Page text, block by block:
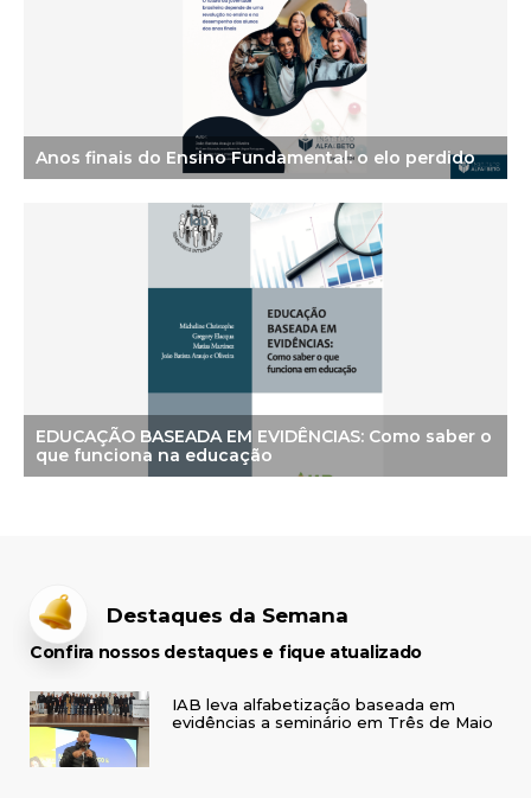
Anos finais do Ensino Fundamental: o elo perdido
EDUCAÇÃO BASEADA EM EVIDÊNCIAS: Como saber o
que funciona na educação
Destaques da Semana
Confira nossos destaques e fique atualizado
IAB leva alfabetização baseada em
evidências a seminário em Três de Maio